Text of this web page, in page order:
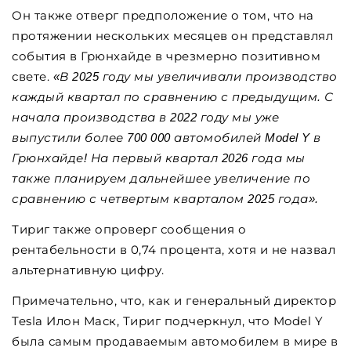
Он также отверг предположение о том, что на
протяжении нескольких месяцев он представлял
события в Грюнхайде в чрезмерно позитивном
свете. «В 2025 году мы увеличивали производство
каждый квартал по сравнению с предыдущим. С
начала производства в 2022 году мы уже
выпустили более 700 000 автомобилей Model Y в
Грюнхайде! На первый квартал 2026 года мы
также планируем дальнейшее увеличение по
сравнению с четвертым кварталом 2025 года».
Тириг также опроверг сообщения о
рентабельности в 0,74 процента, хотя и не назвал
альтернативную цифру.
Примечательно, что, как и генеральный директор
Tesla Илон Маск, Тириг подчеркнул, что Model Y
была самым продаваемым автомобилем в мире в